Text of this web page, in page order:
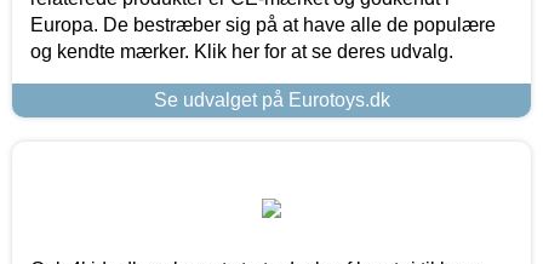
Europa. De bestræber sig på at have alle de populære
og kendte mærker. Klik her for at se deres udvalg.
Se udvalget på Eurotoys.dk